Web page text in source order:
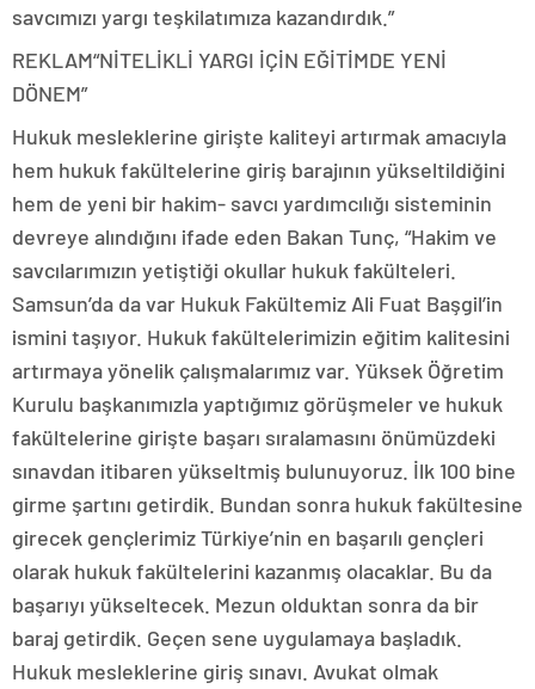
savcımızı yargı teşkilatımıza kazandırdık.”
REKLAM“NİTELİKLİ YARGI İÇİN EĞİTİMDE YENİ
DÖNEM”
Hukuk mesleklerine girişte kaliteyi artırmak amacıyla
hem hukuk fakültelerine giriş barajının yükseltildiğini
hem de yeni bir hakim- savcı yardımcılığı sisteminin
devreye alındığını ifade eden Bakan Tunç, “Hakim ve
savcılarımızın yetiştiği okullar hukuk fakülteleri.
Samsun’da da var Hukuk Fakültemiz Ali Fuat Başgil’in
ismini taşıyor. Hukuk fakültelerimizin eğitim kalitesini
artırmaya yönelik çalışmalarımız var. Yüksek Öğretim
Kurulu başkanımızla yaptığımız görüşmeler ve hukuk
fakültelerine girişte başarı sıralamasını önümüzdeki
sınavdan itibaren yükseltmiş bulunuyoruz. İlk 100 bine
girme şartını getirdik. Bundan sonra hukuk fakültesine
girecek gençlerimiz Türkiye’nin en başarılı gençleri
olarak hukuk fakültelerini kazanmış olacaklar. Bu da
başarıyı yükseltecek. Mezun olduktan sonra da bir
baraj getirdik. Geçen sene uygulamaya başladık.
Hukuk mesleklerine giriş sınavı. Avukat olmak